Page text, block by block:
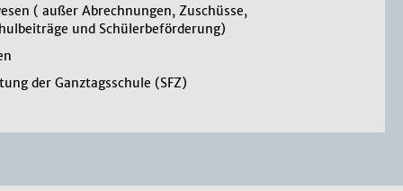
( außer Abrechnungen, Zuschüsse,
und Schülerbeförderung)
der Ganztagsschule (SFZ)